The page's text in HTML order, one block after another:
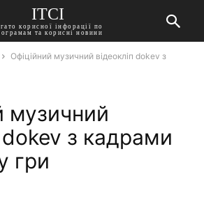
ITCI
корисної інфорації по
та корисні новини
Офіційний музичний відеокліп dokev з
музичний
dokev з кадрами
гри